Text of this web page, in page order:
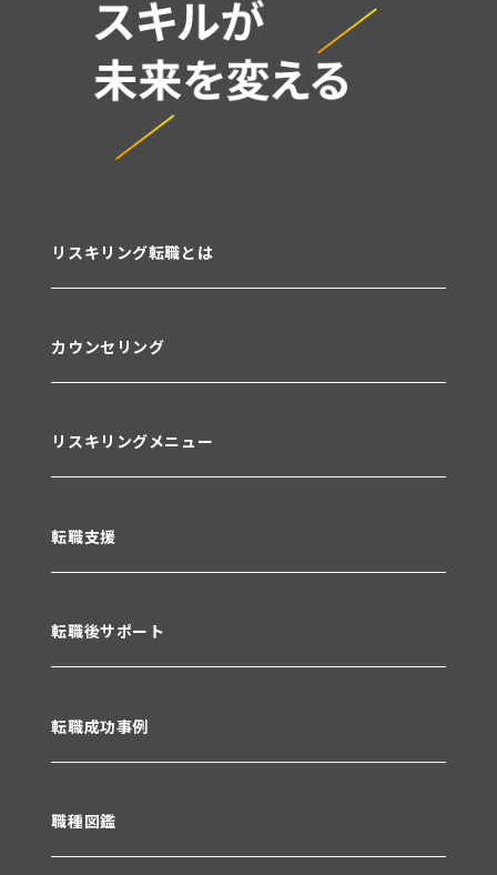
リスキリング転職とは
カウンセリング
リスキリングメニュー
転職支援
転職後サポート
転職成功事例
職種図鑑